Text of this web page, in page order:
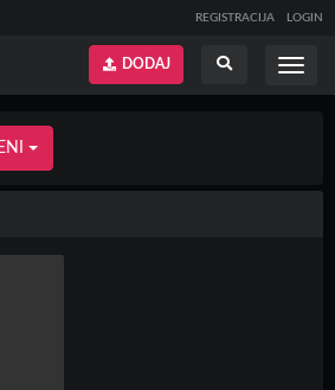
REGISTRACIJA LOGIN
Prikaži
DODAJ